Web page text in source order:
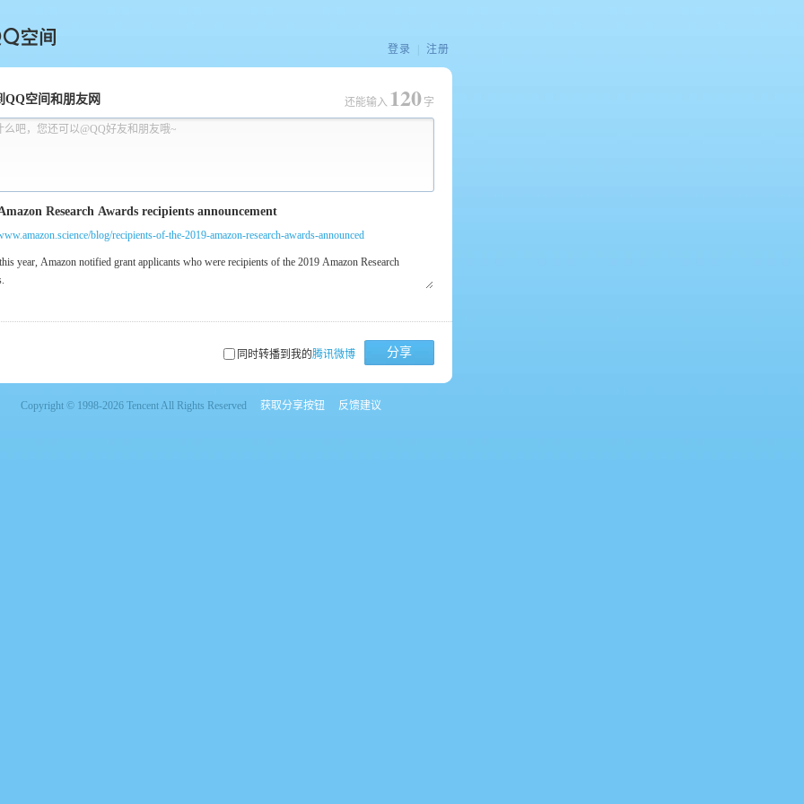
间
登录 注册
QQ空间和朋友网
么吧，您还可以@QQ好友和朋友哦~
还能输入 120 字
blog/recipients-of-the-2019-amazon-research-awards-announced
同时转播到我的腾讯微博 分享
Copyright © 1998-2026 Tencent All Rights Reserved 获取分享按钮 反馈建议